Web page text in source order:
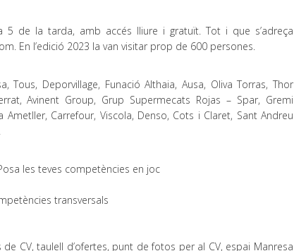
de la tarda, amb accés lliure i gratuït. Tot i que s’adreça
En l’edició 2023 la van visitar prop de 600 persones.
Deporvillage, Funació Althaia, Ausa, Oliva Torras, Thor
Avinent Group, Grup Supermecats Rojas – Spar, Gremi
Ametller, Carrefour, Viscola, Denso, Cots i Claret, Sant Andreu
les teves competències en joc
transversals
CV, taulell d’ofertes, punt de fotos per al CV, espai Manresa